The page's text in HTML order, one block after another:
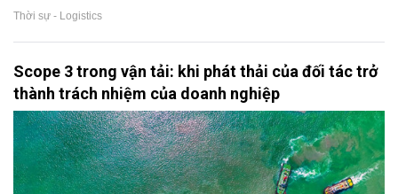
Thời sự - Logistics
Scope 3 trong vận tải: khi phát thải của đối tác trở
thành trách nhiệm của doanh nghiệp